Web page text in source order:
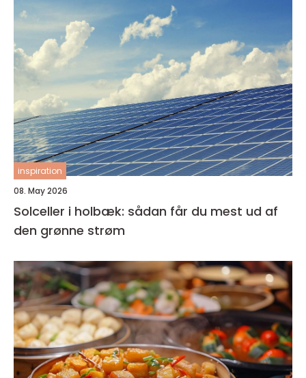
inspiration
08. May 2026
Solceller i holbæk: sådan får du mest ud af
den grønne strøm